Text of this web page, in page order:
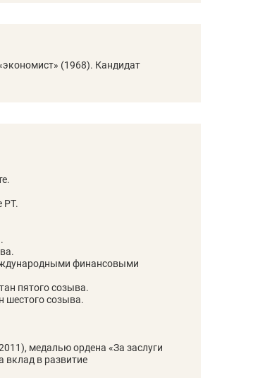
(1968). Кандидат
РТ.
финансовыми
пятого созыва.
шестого созыва.
медалью ордена «За заслуги
вклад в развитие
–